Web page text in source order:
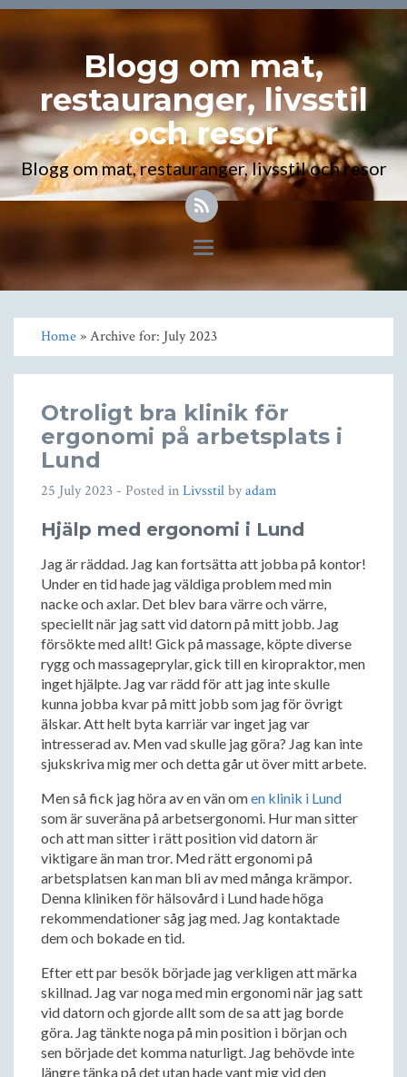
Blogg om mat,
restauranger, livsstil
och resor
Blogg om mat, restauranger, livsstil och resor
Toggle
navigation
Home» Archive for: July 2023
Otroligt bra klinik för
ergonomi på arbetsplats i
Lund
25 July 2023 - Posted inLivsstilbyadam
Hjälp med ergonomi i Lund
Jag är räddad. Jag kan fortsätta att jobba på kontor!
Under en tid hade jag väldiga problem med min
nacke och axlar. Det blev bara värre och värre,
speciellt när jag satt vid datorn på mitt jobb. Jag
försökte med allt! Gick på massage, köpte diverse
rygg och massageprylar, gick till en kiropraktor, men
inget hjälpte. Jag var rädd för att jag inte skulle
kunna jobba kvar på mitt jobb som jag för övrigt
älskar. Att helt byta karriär var inget jag var
intresserad av. Men vad skulle jag göra? Jag kan inte
sjukskriva mig mer och detta går ut över mitt arbete.
Men så fick jag höra av en vän omen klinik i Lund
som är suveräna på arbetsergonomi. Hur man sitter
och att man sitter i rätt position vid datorn är
viktigare än man tror. Med rätt ergonomi på
arbetsplatsen kan man bli av med många krämpor.
Denna kliniken för hälsovård i Lund hade höga
rekommendationer såg jag med. Jag kontaktade
dem och bokade en tid.
Efter ett par besök började jag verkligen att märka
skillnad. Jag var noga med min ergonomi när jag satt
vid datorn och gjorde allt som de sa att jag borde
göra. Jag tänkte noga på min position i början och
sen började det komma naturligt. Jag behövde inte
längre tänka på det utan hade vant mig vid den